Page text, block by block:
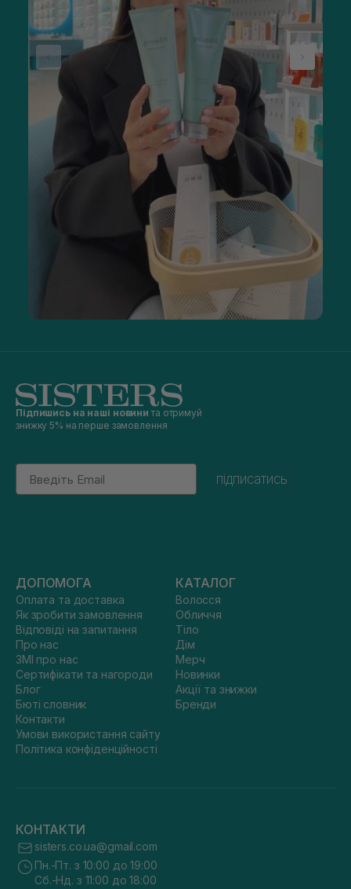
Підпишись на наші новини та отримуй
знижку 5% на перше замовлення
Email
підписатись
ДОПОМОГА
Оплата та доставка
Як зробити замовлення
Відповіді на запитання
Про нас
ЗМІ про нас
Сертифікати та нагороди
Блог
Бюті словник
Контакти
Умови використання сайту
Політика конфіденційності
КАТАЛОГ
Волосся
Обличчя
Тіло
Дім
Мерч
Новинки
Акції та знижки
Бренди
КОНТАКТИ
sisters.co.ua@gmail.com
Пн.-Пт. з 10:00 до 19:00
Сб.-Нд. з 11:00 до 18:00